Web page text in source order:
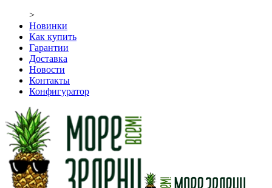
>
Новинки
Как купить
Гарантии
Доставка
Новости
Контакты
Конфигуратор